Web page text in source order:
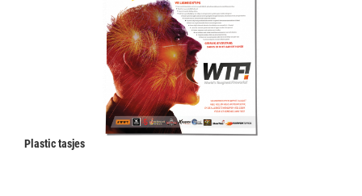
Plastic tasjes